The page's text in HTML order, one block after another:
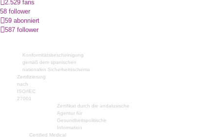
2.529 fans
58 follower
59 abonniert
587 follower
Konformitätsbescheinigung
gemäß dem spanischen
nationalen Sicherheitsschema
Zertifizierung
nach
ISO/IEC
27001
Zertifikat durch die andalusische
Agentur für
Gesundheitspolitische
Information
Certified Medical